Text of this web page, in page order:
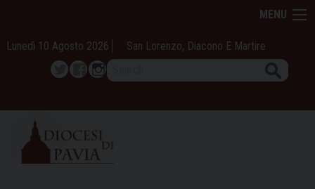
content
MENU
Lunedì 10 Agosto 2026 San Lorenzo, Diacono E Martire
TwitterFacebook
Instagram